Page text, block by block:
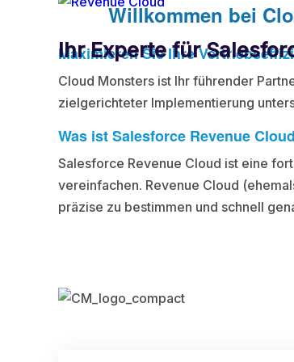
Willkommen bei
Ihr Experte für
Maximieren Sie Ihre
Cloud Monsters ist Ihr führender
zielgerichteter Implementierung
Was ist Salesforce Revenue
Salesforce Revenue Cloud ist eine
vereinfachen. Revenue Cloud
präzise zu bestimmen und schnell